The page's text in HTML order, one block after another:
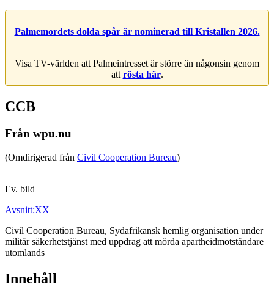
Palmemordets dolda spår är nominerad till Kristallen 2026.
Visa TV-världen att Palmeintresset är större än någonsin genom
att rösta här.
CCB
Från wpu.nu
(Omdirigerad från Civil Cooperation Bureau)
Ev. bild
Avsnitt:XX
Civil Cooperation Bureau, Sydafrikansk hemlig organisation under
militär säkerhetstjänst med uppdrag att mörda apartheidmotståndare
utomlands
Innehåll